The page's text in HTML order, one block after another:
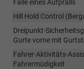
Falle eines Aufpralls
Hill Hold Control
Dreipunkt-
Gurte vorne mit
Fahrer-Aktivitäts-
Fahrermüdigkeit